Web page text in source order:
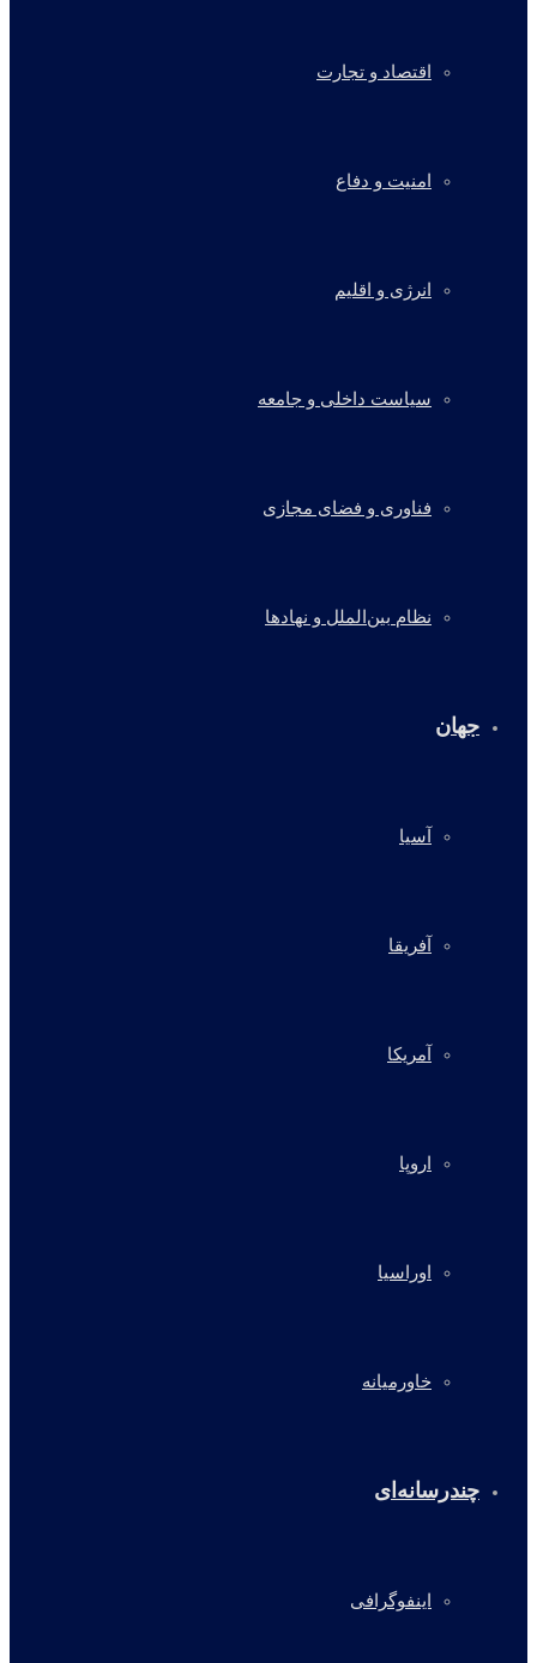
اقتصاد و تجارت
امنیت و دفاع
انرژی و اقلیم
سیاست داخلی و جامعه
فناوری و فضای مجازی
نظام بین‌الملل و نهادها
جهان
آسیا
آفریقا
آمریکا
اروپا
اوراسیا
خاورمیانه
چندرسانه‌ای
اینفوگرافی